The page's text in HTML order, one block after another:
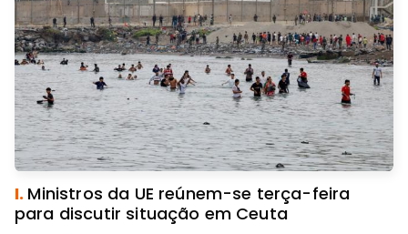
I. Ministros da UE reúnem-se terça-feira
para discutir situação em Ceuta